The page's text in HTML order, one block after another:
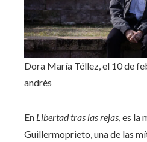
Dora María Téllez, el 10 de
andrés
En Libertad tras las rejas, es la
Guillermoprieto, una de las